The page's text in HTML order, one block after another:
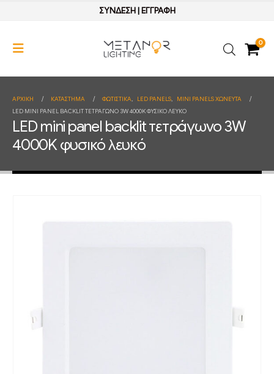
ΣΥΝΔΕΣΗ| ΕΓΓΡΑΦΗ
0
ΑΡΧΙΚΉ ΚΑΤΆΣΤΗΜΑ ΦΩΤΙΣΤΙΚΑ, LED PANELS,
MINI PANELS ΧΩΝΕΥΤΑ
LED MINI PANEL BACKLIT ΤΕΤΡΆΓΩΝΟ 3W 4000K ΦΥΣΙΚΌ ΛΕΥΚΌ
LED mini panel backlit τετράγωνο 3W
4000K φυσικό λευκό